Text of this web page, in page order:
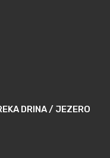
DRINA / JEZERO